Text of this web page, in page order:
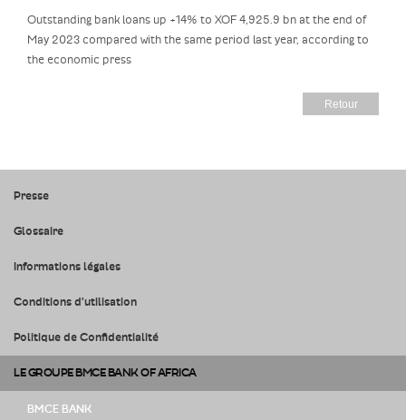
Outstanding bank loans up +14% to XOF 4,925.9 bn at the end of
May 2023 compared with the same period last year, according to
the economic press
Retour
Presse
Glossaire
Informations légales
Conditions d'utilisation
Politique de Confidentialité
LE GROUPE BMCE BANK OF AFRICA
BMCE BANK